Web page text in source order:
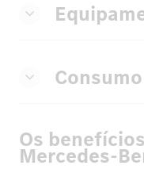
Os
Mercedes-